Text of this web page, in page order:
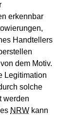
erkennbar
Handtellers
dem Motiv.
Legitimation
solche
werden
NRW kann